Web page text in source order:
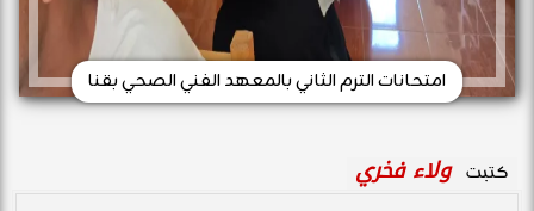
امتحانات الترم الثاني بالمعهد الفني الصحي بقنا
كتبت ولاء فخري